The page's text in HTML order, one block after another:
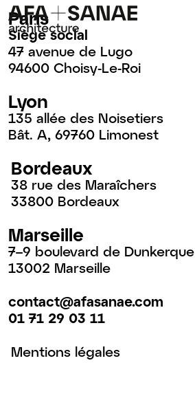
Paris
Siège social
47 avenue de Lugo
94600 Choisy-Le-Roi
Lyon
135 allée des Noisetiers
Bât. A, 69760 Limonest
Bordeaux
38 rue des Maraîchers
33800 Bordeaux
Marseille
7–9 boulevard de Dunkerque
13002 Marseille
contact@afasanae.com
01 71 29 03 11
Mentions légales